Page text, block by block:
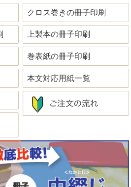
クロス巻きの冊子印刷
上製本の冊子印刷
巻表紙の冊子印刷
本文対応用紙一覧